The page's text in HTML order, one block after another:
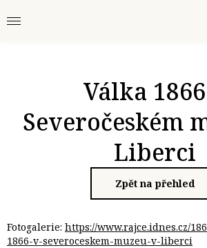
Zpět na přehled
Válka
Severočeském
Liberci
Fotogalerie: https://www.rajce.idnes.cz/
1866-v-severoceskem-muzeu-v-liberci